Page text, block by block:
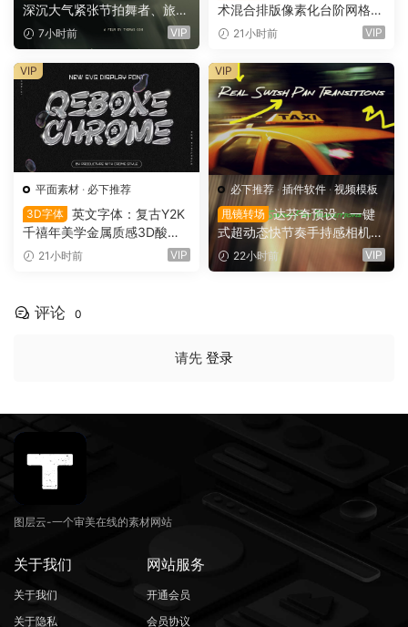
深沉大气紧张节拍舞者、旅行
场景商业电影广告宣传配乐B
GM视频背景音乐素材（1616
1）
7小时前 VIP
术混合排版像素化台阶网格状
手绘螺旋有机曲线版面设计封
ace（16160）
21小时前 VIP
平面素材 · 必下推荐
3D字体 英文字体：复古Y2K
千禧年美学金属质感3D酸性
镀铬文字LOGO标题封面海报
59）
21小时前 VIP
VIP
必下推荐· 插件软件 ·视频模板
甩镜转场 达芬奇预设：一键
式超动态快节奏手持感相机摇
晃运动甩镜头无缝转场过渡
支持横竖屏（16158）
22小时前 VIP
VIP
评论 0
请先 登录
图层云-一个审美在线的素材网站
关于我们
关于我们
关于隐私
网站服务
开通会员
会员协议